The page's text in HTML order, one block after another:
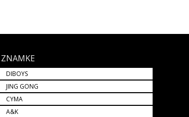
ZNAMKE
DIBOYS
JING GONG
CYMA
A&K